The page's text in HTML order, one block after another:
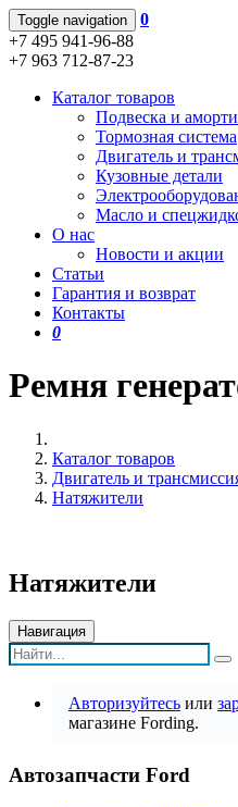
Toggle navigation
0
+7 495 941-96-88
+7 963 712-87-23
Каталог товаров
Подвеска и
Тормозная система
Двигатель и
Кузовные детали
Масло и
О нас
Новости и акции
Статьи
Гарантия и возврат
Контакты
0
Ремня
Каталог товаров
Двигатель и
Натяжители
Натяжители
Навигация
Авторизуйтесь или
магазине Fording.
Автозапчасти Ford